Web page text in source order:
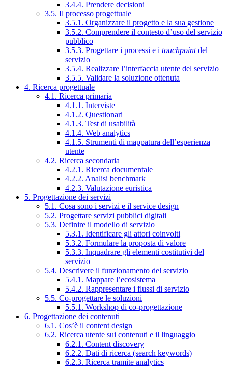
3.4.4. Prendere decisioni
3.5. Il processo progettuale
3.5.1. Organizzare il progetto e la sua gestione
3.5.2. Comprendere il contesto d’uso del servizio
pubblico
3.5.3. Progettare i processi e i touchpointdel
servizio
3.5.4. Realizzare l’interfaccia utente del servizio
3.5.5. Validare la soluzione ottenuta
4. Ricerca progettuale
4.1. Ricerca primaria
4.1.1. Interviste
4.1.2. Questionari
4.1.3. Test di usabilità
4.1.4. Web analytics
4.1.5. Strumenti di mappatura dell’esperienza
utente
4.2. Ricerca secondaria
4.2.1. Ricerca documentale
4.2.2. Analisi benchmark
4.2.3. Valutazione euristica
5. Progettazione dei servizi
5.1. Cosa sono i servizi e il service design
5.2. Progettare servizi pubblici digitali
5.3. Definire il modello di servizio
5.3.1. Identificare gli attori coinvolti
5.3.2. Formulare la proposta di valore
5.3.3. Inquadrare gli elementi costitutivi del
servizio
5.4. Descrivere il funzionamento del servizio
5.4.1. Mappare l’ecosistema
5.4.2. Rappresentare i flussi di servizio
5.5. Co-progettare le soluzioni
5.5.1. Workshop di co-progettazione
6. Progettazione dei contenuti
6.1. Cos’è il content design
6.2. Ricerca utente sui contenuti e il linguaggio
6.2.1. Content discovery
6.2.2. Dati di ricerca (search keywords)
6.2.3. Ricerca tramite analytics